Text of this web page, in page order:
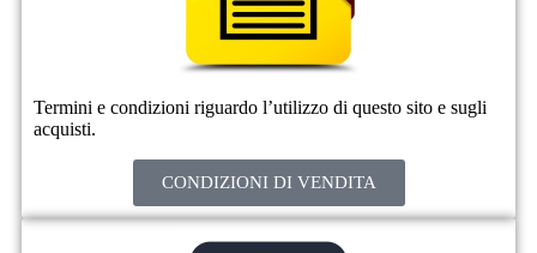
Termini e condizioni riguardo l’utilizzo di questo sito e sugli
acquisti.
CONDIZIONI DI VENDITA